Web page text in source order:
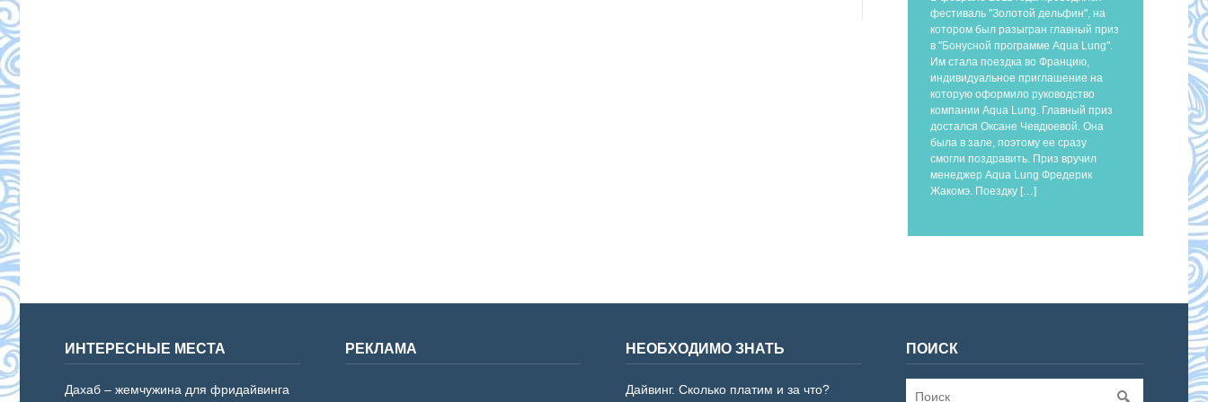
фестиваль "Золотой дельфин", на
котором был разыгран главный приз
в "Бонусной программе Aqua Lung".
Им стала поездка во Францию,
индивидуальное приглашение на
которую оформило руководство
компании Aqua Lung. Главный приз
достался Оксане Чевдюевой. Она
была в зале, поэтому ее сразу
смогли поздравить. Приз вручил
менеджер Aqua Lung Фредерик
Жакомэ. Поездку […]
ИНТЕРЕСНЫЕ МЕСТА
Дахаб – жемчужина для фридайвинга
РЕКЛАМА НЕОБХОДИМО ЗНАТЬ
Дайвинг. Сколько платим и за что?
ПОИСК